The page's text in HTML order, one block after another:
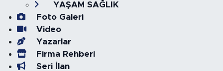
YAŞAM SAĞLIK
Foto Galeri
Video
Yazarlar
Firma Rehberi
Seri İlan